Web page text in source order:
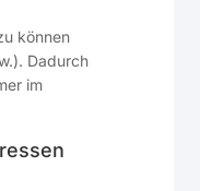
können
Dadurch
im